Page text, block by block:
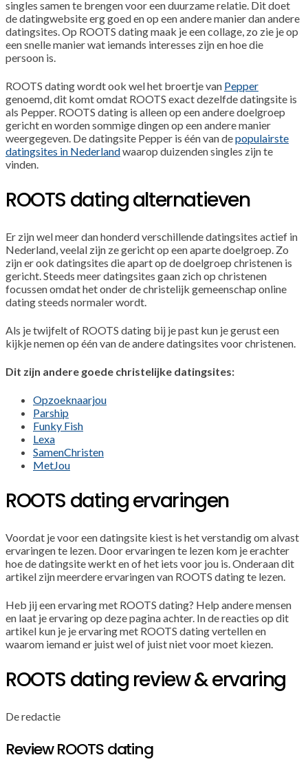
singles samen te brengen voor een duurzame relatie. Dit doet
de datingwebsite erg goed en op een andere manier dan andere
datingsites. Op ROOTS dating maak je een collage, zo zie je op
een snelle manier wat iemands interesses zijn en hoe die
persoon is.
ROOTS dating wordt ook wel het broertje van Pepper
genoemd, dit komt omdat ROOTS exact dezelfde datingsite is
als Pepper. ROOTS dating is alleen op een andere doelgroep
gericht en worden sommige dingen op een andere manier
weergegeven. De datingsite Pepper is één van depopulairste
datingsites in Nederlandwaarop duizenden singles zijn te
vinden.
ROOTS dating alternatieven
Er zijn wel meer dan honderd verschillende datingsites actief in
Nederland, veelal zijn ze gericht op een aparte doelgroep. Zo
zijn er ook datingsites die apart op de doelgroep christenen is
gericht. Steeds meer datingsites gaan zich op christenen
focussen omdat het onder de christelijk gemeenschap online
dating steeds normaler wordt.
Als je twijfelt of ROOTS dating bij je past kun je gerust een
kijkje nemen op één van de andere datingsites voor christenen.
Dit zijn andere goede christelijke datingsites:
Opzoeknaarjou
Parship
Funky Fish
Lexa
SamenChristen
MetJou
ROOTS dating ervaringen
Voordat je voor een datingsite kiest is het verstandig om alvast
ervaringen te lezen. Door ervaringen te lezen kom je erachter
hoe de datingsite werkt en of het iets voor jou is. Onderaan dit
artikel zijn meerdere ervaringen van ROOTS dating te lezen.
Heb jij een ervaring met ROOTS dating? Help andere mensen
en laat je ervaring op deze pagina achter. In de reacties op dit
artikel kun je je ervaring met ROOTS dating vertellen en
waarom iemand er juist wel of juist niet voor moet kiezen.
ROOTS dating review & ervaring
De redactie
Review ROOTS dating